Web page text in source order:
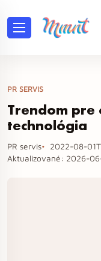
PR SERVIS
Trendom pre
technológia
PR servis
2022-08-
Aktualizované: 2026-